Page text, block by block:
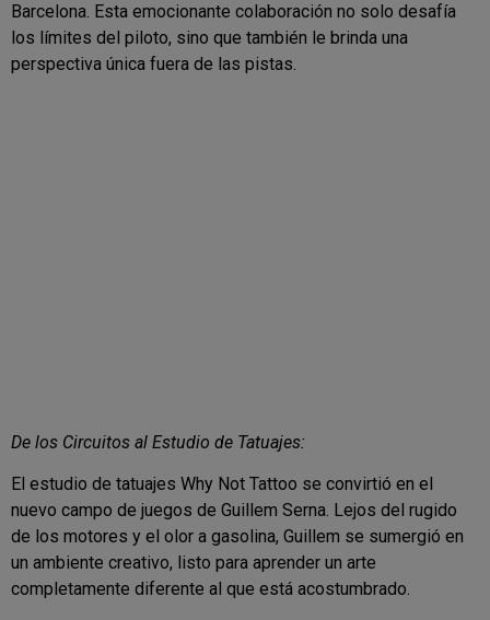
Barcelona. Esta emocionante colaboración no solo desafía
los límites del piloto, sino que también le brinda una
perspectiva única fuera de las pistas.
De los Circuitos al Estudio de Tatuajes:
El estudio de tatuajes Why Not Tattoo se convirtió en el
nuevo campo de juegos de Guillem Serna. Lejos del rugido
de los motores y el olor a gasolina, Guillem se sumergió en
un ambiente creativo, listo para aprender un arte
completamente diferente al que está acostumbrado.